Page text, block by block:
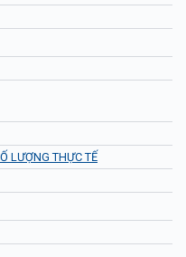
LƯỢNG THỰC TẾ